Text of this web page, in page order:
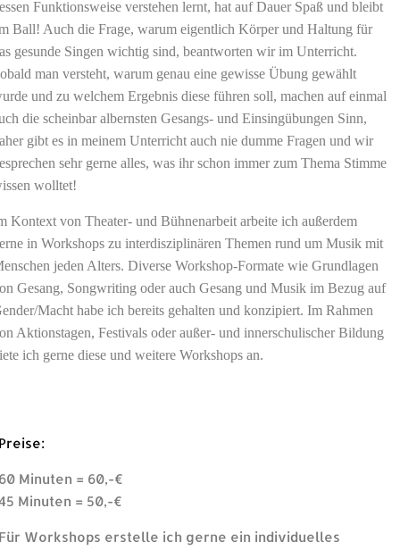
Funktionsweise verstehen lernt, hat auf Dauer Spaß und bleibt
Ball! Auch die Frage, warum eigentlich Körper und Haltung für
gesunde Singen wichtig sind, beantworten wir im Unterricht.
man versteht, warum genau eine gewisse Übung gewählt
und zu welchem Ergebnis diese führen soll, machen auf einmal
die scheinbar albernsten Gesangs- und Einsingübungen Sinn,
gibt es in meinem Unterricht auch nie dumme Fragen und wir
sehr gerne alles, was ihr schon immer zum Thema Stimme
wolltet!
Kontext von Theater- und Bühnenarbeit arbeite ich außerdem
in Workshops zu interdisziplinären Themen rund um Musik mit
jeden Alters. Diverse Workshop-Formate wie Grundlagen
Gesang, Songwriting oder auch Gesang und Musik im Bezug auf
Macht habe ich bereits gehalten und konzipiert. Im Rahmen
Aktionstagen, Festivals oder außer- und innerschulischer Bildung
ich gerne diese und weitere Workshops an.
Minuten = 60,-€
Minuten = 50,-€
Workshops erstelle ich gerne ein individuelles